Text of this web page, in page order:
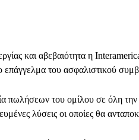
και αβεβαιότητα η
του ασφαλιστικού
του ομίλου σε όλη την
λύσεις οι οποίες θα